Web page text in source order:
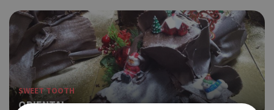
SWEET TOOTH
ORIENTAL